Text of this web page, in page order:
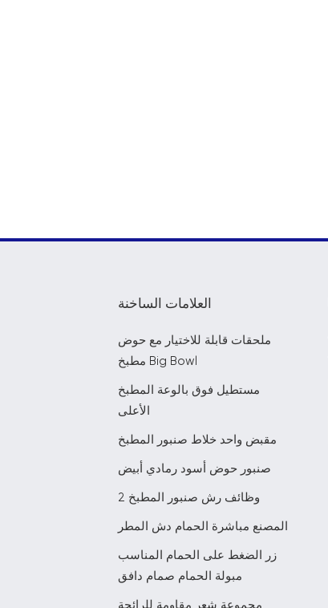
العلامات الساخنة
ملحقات قابلة للاختيار مع حوض
مطبخ Big Bowl
مستطيل فوق بالوعة المطبخ
الأعلى
مقبض واحد خلاط صنبور المطبخ
صنبور حوض أسود رمادي أبيض
2 وظائف رش صنبور المطبخ
المصنع مباشرة الحمام دش المطر
زر الضغط على الحمام المناسب
مبولة الحمام صمام دافق
مجموعة شعر مقاومة للرائحة